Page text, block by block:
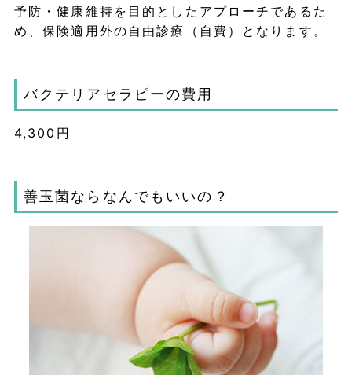
予防・健康維持を目的としたアプローチであるた
め、保険適用外の自由診療（自費）となります。
バクテリアセラピーの費用
4,300円
善玉菌ならなんでもいいの？